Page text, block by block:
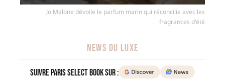
Jo Malone dévoile le parfum marin qui réconcilie avec les
fragrances d'été
NEWS DU LUXE
Suivre Paris Select Book sur :